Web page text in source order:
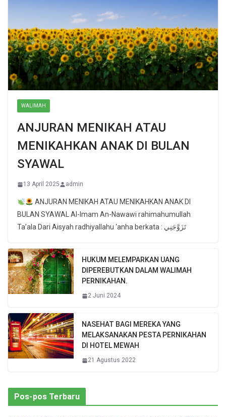
WALIMAH
ANJURAN MENIKAH ATAU
MENIKAHKAN ANAK DI BULAN
SYAWAL
13 April 2025 admin
ANJURAN MENIKAH ATAU MENIKAHKAN ANAK DI
BULAN SYAWAL Al-Imam An-Nawawi rahimahumullah
Ta’ala Dari Aisyah radhiyallahu ‘anha berkata : تَزَوَّجَنِي
HUKUM MELEMPARKAN UANG
DIPEREBUTKAN DALAM WALIMAH
PERNIKAHAN.
2 Juni 2024
NASEHAT BAGI MEREKA YANG
MELAKSANAKAN PESTA PERNIKAHAN
DI HOTEL MEWAH
21 Agustus 2022
Pos-pos Terbaru